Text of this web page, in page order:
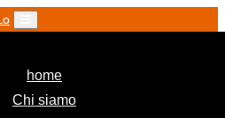
home(current)
Chi siamo